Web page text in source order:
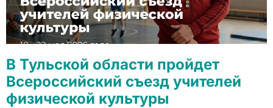
В Тульской области пройдет
Всероссийский съезд учителей
физической культуры